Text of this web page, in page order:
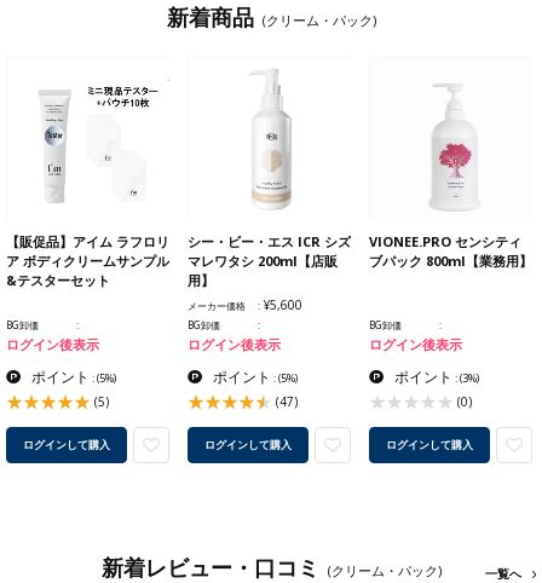
新着商品 (クリーム・パック)
【販促品】アイム ラフロリ
ア ボディクリームサンプル
&テスターセット
BG卸価
ログイン後表示
ポイント :(5%)
(5)
ログインして購入
シー・ビー・エス ICR シズ
マレワタシ 200ml【店販
用】
メーカー価格 ¥5,600
BG卸価
ログイン後表示
ポイント :(5%)
(47)
ログインして購入
VIONEE.PRO センシティ
ブパック 800ml【業務用】
BG卸価
ログイン後表示
ポイント :(3%)
(0)
ログインして購入
新着レビュー・口コミ (クリーム・パック) 一覧へ